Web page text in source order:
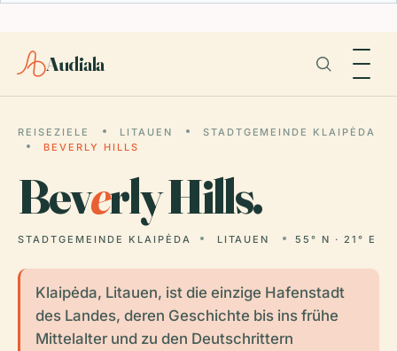
Audiala
REISEZIELE LITAUEN
STADTGEMEINDE KLAIPĖDA
BEVERLY HILLS
Beverly Hills.
STADTGEMEINDE KLAIPĖDA LITAUEN 55° N · 21° E
Klaipėda, Litauen, ist die einzige Hafenstadt
des Landes, deren Geschichte bis ins frühe
Mittelalter und zu den Deutschrittern